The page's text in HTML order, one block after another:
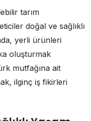
tarım
doğal ve sağlıklı
yerli ürünleri
oluşturmak
mutfağına ait
ilginç iş fikirleri